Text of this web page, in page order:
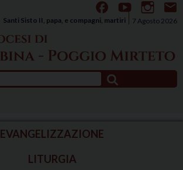
7 Agosto 2026
Santi Sisto II, papa, e compagni, martiri
EVANGELIZZAZIONE
LITURGIA